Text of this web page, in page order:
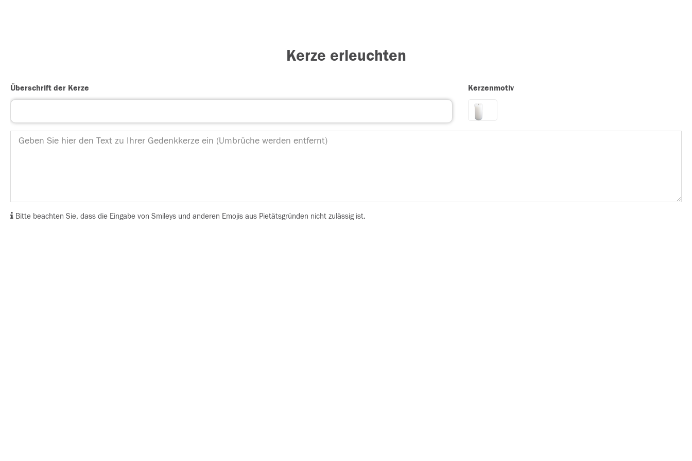
Kerze erleuchten
Überschrift der Kerze Kerzenmotiv
Bitte beachten Sie, dass die Eingabe von Smileys und anderen Emojis aus Pietätsgründen nicht zulässig ist.